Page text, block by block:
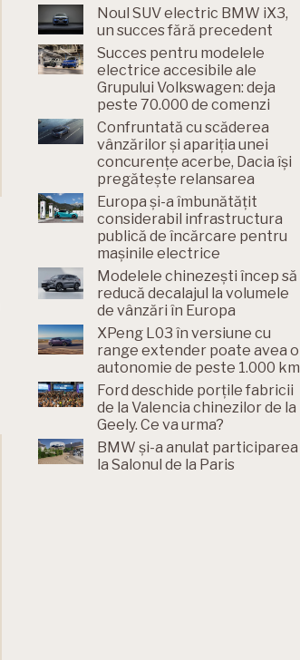
Noul SUV electric BMW iX3,
un succes fără precedent
Succes pentru modelele
electrice accesibile ale
Grupului Volkswagen: deja
peste 70.000 de comenzi
Confruntată cu scăderea
vânzărilor și apariția unei
concurențe acerbe, Dacia își
pregătește relansarea
Europa și-a îmbunătățit
considerabil infrastructura
publică de încărcare pentru
mașinile electrice
Modelele chinezești încep să
reducă decalajul la volumele
de vânzări în Europa
XPeng L03 în versiune cu
range extender poate avea o
autonomie de peste 1.000 km
Ford deschide porțile fabricii
de la Valencia chinezilor de la
Geely. Ce va urma?
BMW și-a anulat participarea
la Salonul de la Paris